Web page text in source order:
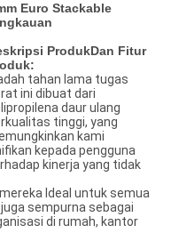
Euro Stackable
ProdukDan Fitur
tahan lama tugas
ini dibuat dari
daur ulang
tinggi, yang
kami
kepada pengguna
kinerja yang tidak
Ideal untuk semua
sempurna sebagai
di rumah, kantor